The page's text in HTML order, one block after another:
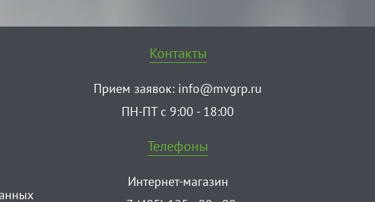
Контакты
Прием заявок: info@mvgrp.ru
ПН-ПТ с 9:00 - 18:00
Телефоны
Интернет-магазин